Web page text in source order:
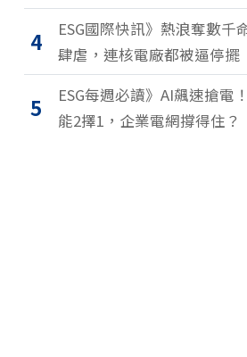
4
ESG國際快訊》熱浪奪數千
肆虐，連核電廠都被逼停擺
5
ESG每週必讀》AI飆速搶電
能2擇1，企業電網撐得住？